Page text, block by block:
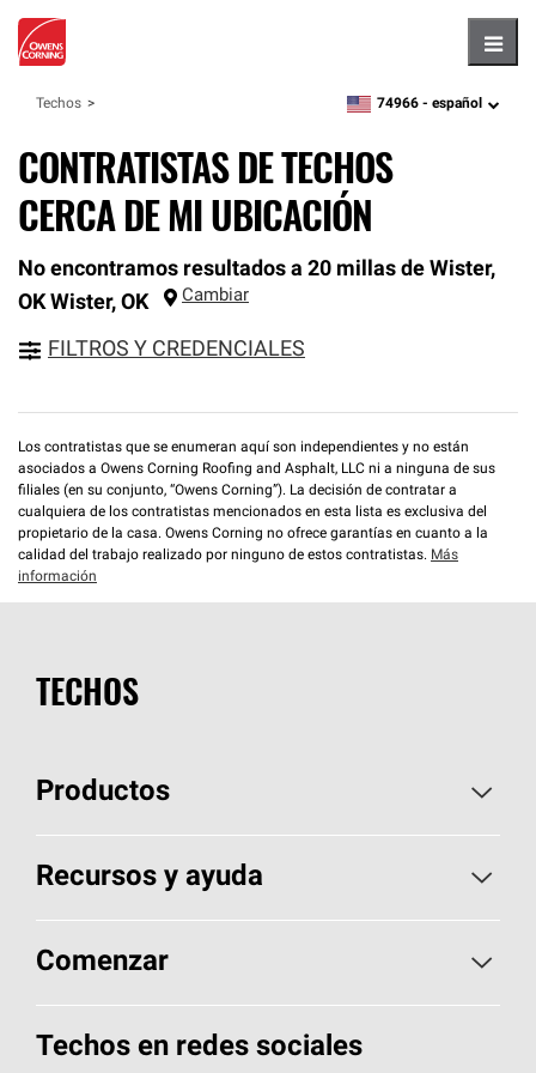
Techos zipcode,language
74966 - español
CONTRATISTAS DE TECHOS
CERCA DE MI UBICACIÓN
No encontramos resultados a 20 millas de Wister,
OK Wister, OK Cambiar
FILTROS Y CREDENCIALES
Los contratistas que se enumeran aquí son independientes y no están
asociados a Owens Corning Roofing and Asphalt, LLC ni a ninguna de sus
filiales (en su conjunto, “Owens Corning”). La decisión de contratar a
cualquiera de los contratistas mencionados en esta lista es exclusiva del
propietario de la casa. Owens Corning no ofrece garantías en cuanto a la
calidad del trabajo realizado por ninguno de estos contratistas. Más
información
TECHOS
Productos
Elija sus tejas
Encuentre un contratista
Componentes para techos
Recursos y ayuda
Aspectos básicos sobre techos
Herramientas de diseño y color
Comenzar
Llame al 1-800-GET-PINK®
Techos en redes sociales